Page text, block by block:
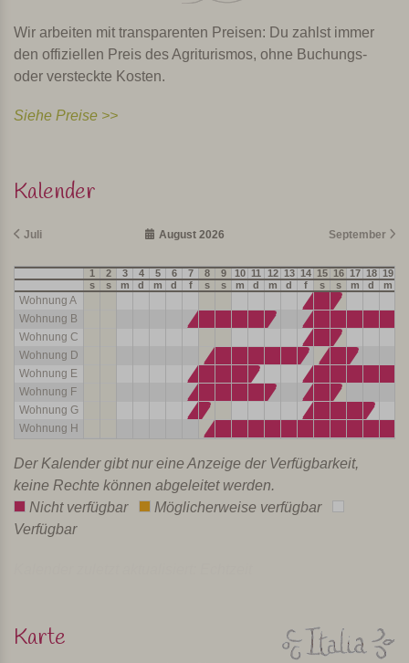
Wir arbeiten mit transparenten Preisen: Du zahlst immer
den offiziellen Preis des Agriturismos, ohne Buchungs-
oder versteckte Kosten.
Siehe Preise >>
Kalender
Juli August 2026 September
1 2 3 4 5 6 7 8 9 10 11 12 13 14 15 16 17 18 19
s
s m d m d f s s m d m d f s s m d m
Wohnung A
Wohnung B
Wohnung C
Wohnung D
Wohnung E
Wohnung F
Wohnung G
Wohnung H
Der Kalender gibt nur eine Anzeige der Verfügbarkeit,
keine Rechte können abgeleitet werden.
Nicht verfügbar
Möglicherweise verfügbar
Verfügbar
Karte